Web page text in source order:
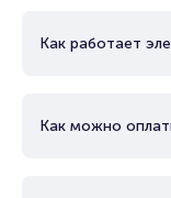
Как работает
Как можно